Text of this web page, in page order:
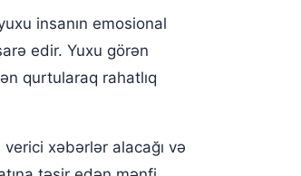
insanın emosional
edir. Yuxu görən
qurtularaq rahatlıq
xəbərlər alacağı və